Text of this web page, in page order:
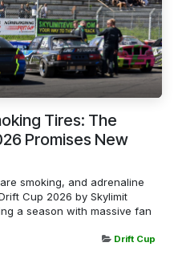
Tires: The
Promises New
smoking, and adrenaline
Cup 2026 by Skylimit
a season with massive fan
Drift Cup